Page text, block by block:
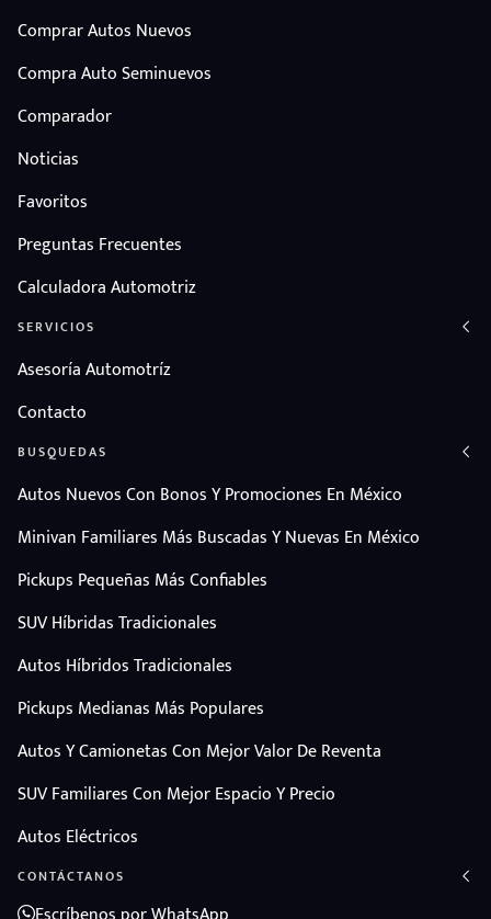
Comprar Autos Nuevos
Compra Auto Seminuevos
Comparador
Noticias
Favoritos
Preguntas Frecuentes
Calculadora Automotriz
SERVICIOS
Asesoría Automotríz
Contacto
BUSQUEDAS
Autos Nuevos Con Bonos Y Promociones En México
Minivan Familiares Más Buscadas Y Nuevas En México
Pickups Pequeñas Más Confiables
SUV Híbridas Tradicionales
Autos Híbridos Tradicionales
Pickups Medianas Más Populares
Autos Y Camionetas Con Mejor Valor De Reventa
SUV Familiares Con Mejor Espacio Y Precio
Autos Eléctricos
CONTÁCTANOS